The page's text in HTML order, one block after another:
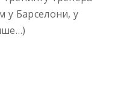
у Барселони, у